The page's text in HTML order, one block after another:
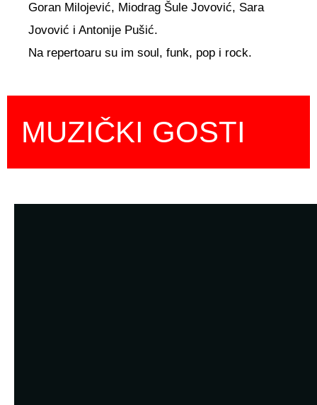
Goran Milojević, Miodrag Šule Jovović, Sara
Jovović i Antonije Pušić.
Na repertoaru su im soul, funk, pop i rock.
MUZIČKI GOSTI